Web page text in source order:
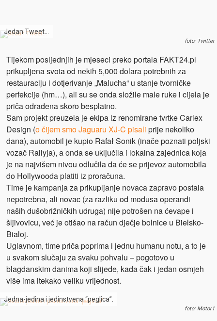
Jedan Tweet…
foto: Twitter
Tijekom posljednjih je mjeseci preko portala FAKT24.pl
prikupljena svota od nekih 5,000 dolara potrebnih za
restauraciju i dotjerivanje „Malucha“ u stanje tvorničke
perfekcije (hm…), ali su se onda složile male ruke i cijela je
priča odrađena skoro besplatno.
Sam projekt preuzela je ekipa iz renomirane tvrtke Carlex
Design (o čijem smo Jaguaru XJ-C pisali prije nekoliko
dana), automobil je kupio Rafał Sonik (inače poznati poljski
vozač Rallyja), a onda se uključila i lokalna zajednica koja
je na najvišem nivou odlučila da će se prijevoz automobila
do Hollywooda platiti iz proračuna.
Time je kampanja za prikupljanje novaca zapravo postala
nepotrebna, ali novac (za razliku od modusa operandi
naših dušobrižničkih udruga) nije potrošen na ćevape i
šljivovicu, već je otišao na račun dječje bolnice u Bielsko-
Bialoj.
Uglavnom, time priča poprima i jednu humanu notu, a to je
u svakom slučaju za svaku pohvalu – pogotovo u
blagdanskim danima koji slijede, kada čak i jedan osmjeh
više ima itekako veliku vrijednost.
Jedna-jedina i jedinstvena “peglica”.
foto: Motor1